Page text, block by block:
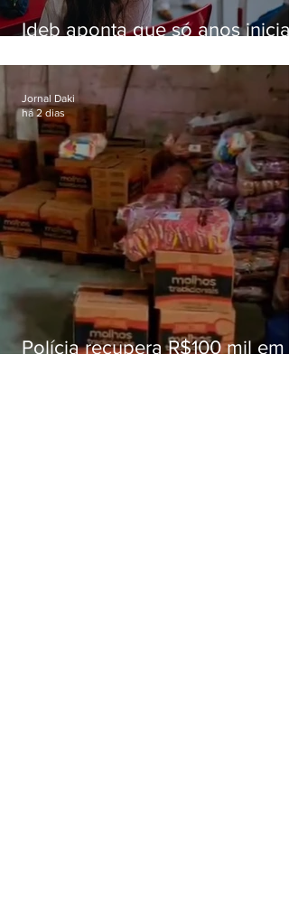
Ideb aponta que só anos
educação
Polícia recupera R$100 mil em
Jornal Daki
há 2 dias